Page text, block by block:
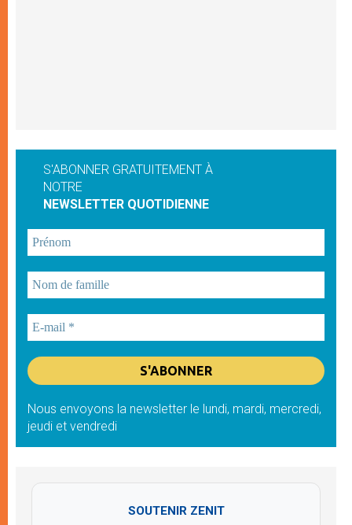
S'ABONNER GRATUITEMENT À
NOTRE
NEWSLETTER QUOTIDIENNE
Nous envoyons la newsletter le lundi, mardi, mercredi,
jeudi et vendredi
SOUTENIR ZENIT